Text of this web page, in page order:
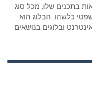
בתכנים שלו, מכל סוג
כלשהו. הבלוג הוא
ובלוגים בנושאים